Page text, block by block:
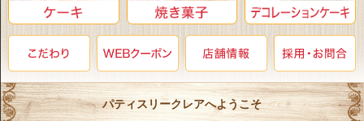
パティスリークレアへようこそ